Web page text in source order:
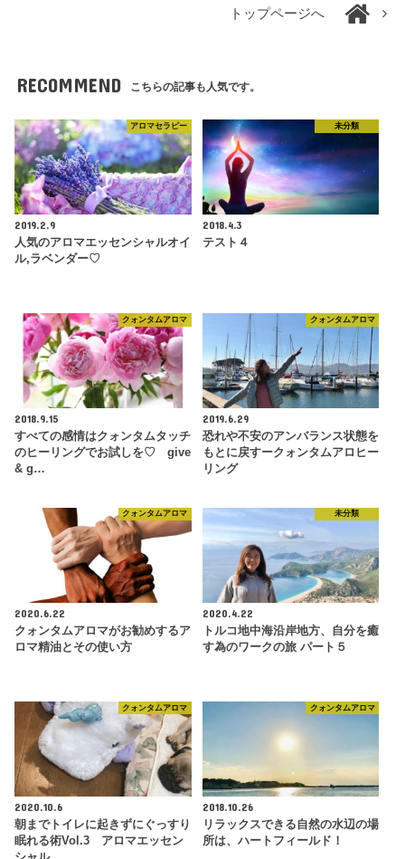
トップページへ
RECOMMEND こちらの記事も人気です。
アロマセラピー
2019.2.9
人気のアロマエッセンシャルオイ
ル,ラベンダー♡
未分類
2018.4.3
テスト４
クォンタムアロマ
2018.9.15
すべての感情はクォンタムタッチ
のヒーリングでお試しを♡ give
& g…
クォンタムアロマ
2019.6.29
恐れや不安のアンバランス状態を
もとに戻すークォンタムアロヒー
リング
クォンタムアロマ
2020.6.22
クォンタムアロマがお勧めするア
ロマ精油とその使い方
未分類
2020.4.22
トルコ地中海沿岸地方、自分を癒
す為のワークの旅 パート５
クォンタムアロマ
2020.10.6
朝までトイレに起きずにぐっすり
眠れる術Vol.3 アロマエッセン
クォンタムアロマ
2018.10.26
リラックスできる自然の水辺の場
所は、ハートフィールド！